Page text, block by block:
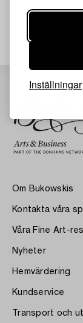
Inställningar
Din
Om Bukowskis
Kontakta våra
Våra Fine Art-
Nyheter
Hemvärdering
Kundservice
Transport och